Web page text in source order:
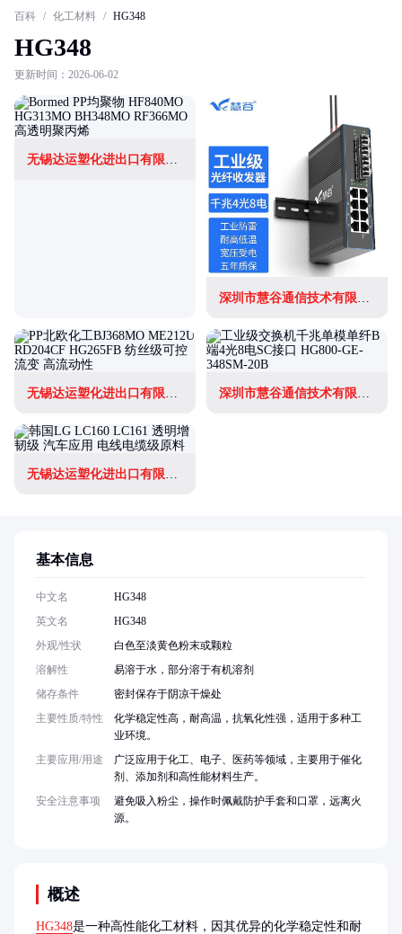
百科 / 化工材料 / HG348
HG348
更新时间：2026-06-02
无锡达运塑化进出口有限公司
深圳市慧谷通信技术有限公司
无锡达运塑化进出口有限公司 深圳市慧谷通信技术有限公司
无锡达运塑化进出口有限公司
概述
HG348是一种高性能化工材料，因其优异的化学稳定性和耐
基本信息
中文名
HG348
英文名
HG348
外观/性状
白色至淡黄色粉末或颗粒
溶解性
易溶于水，部分溶于有机溶剂
储存条件
密封保存于阴凉干燥处
主要性质/特性
化学稳定性高，耐高温，抗氧化性强，适用于多种工
业环境。
主要应用/用途
广泛应用于化工、电子、医药等领域，主要用于催化
剂、添加剂和高性能材料生产。
安全注意事项
避免吸入粉尘，操作时佩戴防护手套和口罩，远离火
源。